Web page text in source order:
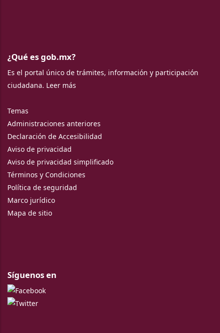
¿Qué es gob.mx?
Es el portal único de trámites, información y participación
ciudadana. Leer más
Temas
Administraciones anteriores
Declaración de Accesibilidad
Aviso de privacidad
Aviso de privacidad simplificado
Términos y Condiciones
Política de seguridad
Marco jurídico
Mapa de sitio
Síguenos en